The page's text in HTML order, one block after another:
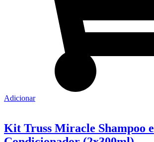
Adicionar
Kit Truss Miracle Shampoo e